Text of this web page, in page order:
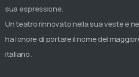
sua espressione.
Un teatro rinnovato nella sua veste e
ha l’onore di portare il nome del
italiano.